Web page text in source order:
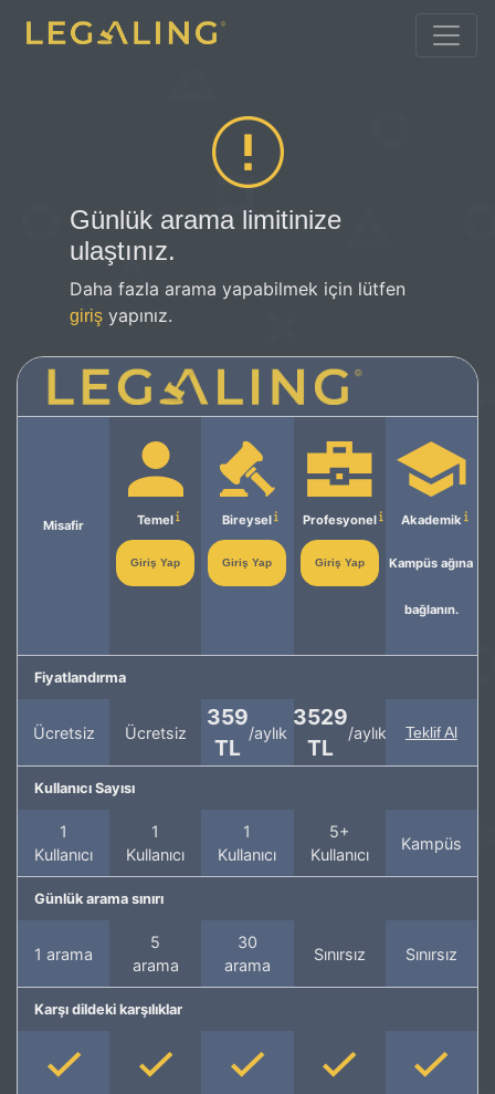
Günlük arama limitinize
ulaştınız.
Daha fazla arama yapabilmek için lütfen
giriş yapınız.
Misafir Temel
Giriş Yap
Bireysel
Giriş Yap
Profesyonel
Giriş Yap
Akademik
Kampüs ağına
bağlanın.
Fiyatlandırma
Ücretsiz Ücretsiz
359
TL
/aylık
3529
TL
/aylık Teklif Al
Kullanıcı Sayısı
1
Kullanıcı
1
Kullanıcı
1
Kullanıcı
5+
Kullanıcı
Kampüs
Günlük arama sınırı
1 arama
5
arama
30
arama
Sınırsız Sınırsız
Karşı dildeki karşılıklar